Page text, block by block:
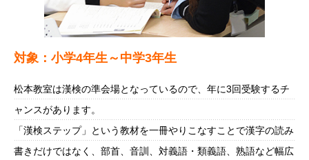
対象：小学4年生～中学3年生
松本教室は漢検の準会場となっているので、年に3回受験するチ
ャンスがあります。
「漢検ステップ」という教材を一冊やりこなすことで漢字の読み
書きだけではなく、部首、音訓、対義語・類義語、熟語など幅広